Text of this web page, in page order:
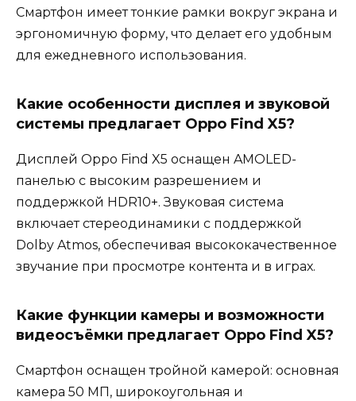
Смартфон имеет тонкие рамки вокруг экрана и
эргономичную форму, что делает его удобным
для ежедневного использования.
Какие особенности дисплея и звуковой
системы предлагает Oppo Find X5?
Дисплей Oppo Find X5 оснащен AMOLED-
панелью с высоким разрешением и
поддержкой HDR10+. Звуковая система
включает стереодинамики с поддержкой
Dolby Atmos, обеспечивая высококачественное
звучание при просмотре контента и в играх.
Какие функции камеры и возможности
видеосъёмки предлагает Oppo Find X5?
Смартфон оснащен тройной камерой: основная
камера 50 МП, широкоугольная и